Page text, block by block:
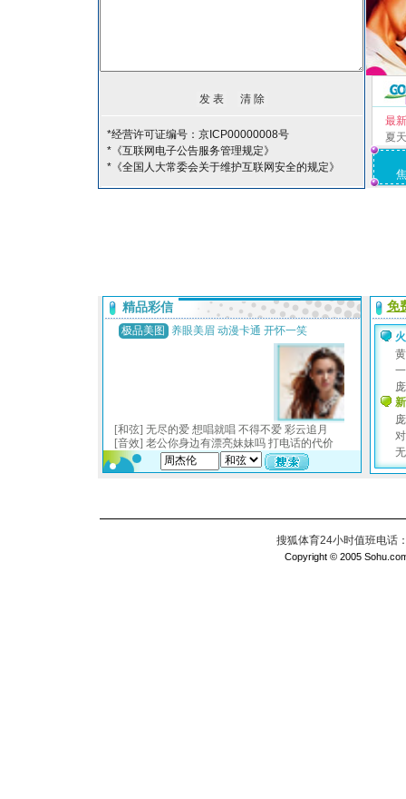
*经营许可证编号：京ICP00000008号
*《互联网电子公告服务管理规定》
*《全国人大常委会关于维护互联网安全的规定》
最
夏
搜狐体育24小时值班电话
Copyright © 2005